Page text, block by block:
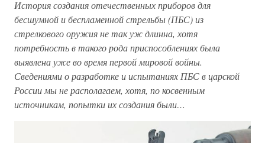
История создания отечественных приборов для
бесшумной и беспламенной стрельбы (ПБС) из
стрелкового оружия не так уж длинна, хотя
потребность в такого рода приспособлениях была
выявлена уже во время первой мировой войны.
Сведениями о разработке и испытаниях ПБС в царской
России мы не располагаем, хотя, по косвенным
источникам, попытки их создания были…